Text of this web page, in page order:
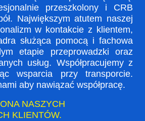
przeszkolony i CRB
Największym atutem naszej
w kontakcie z klientem,
służąca pomocą i fachowa
etapie przeprowadzki oraz
usług. Współpracujemy z
wsparcia przy transporcie.
aby nawiązać współpracę.
NASZYCH
KLIENTÓW.